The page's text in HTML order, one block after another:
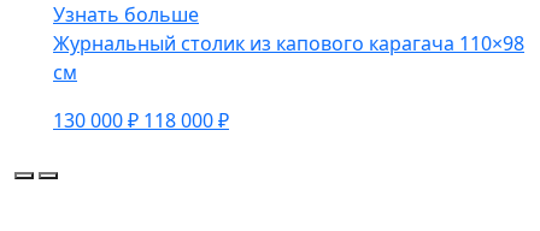
Узнать больше
Журнальный столик из капового карагача 110×98
см
130 000 ₽ 118 000 ₽